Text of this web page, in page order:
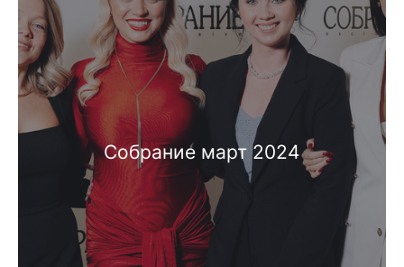
Собрание март 2024